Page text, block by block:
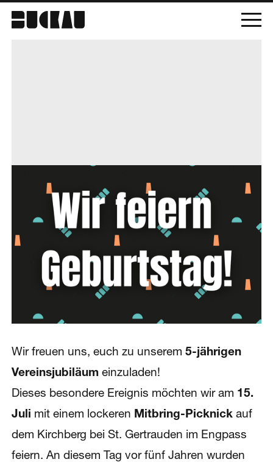
Wir freuen uns, euch zu unserem 5-jährigen
Vereinsjubiläum einzuladen!
Dieses besondere Ereignis möchten wir am 15.
Juli mit einem lockeren Mitbring-Picknick auf
dem Kirchberg bei St. Gertrauden im Engpass
feiern. An diesem Tag vor fünf Jahren wurden